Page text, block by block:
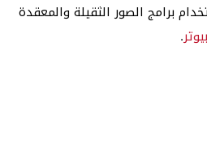
برامج الصور الثقيلة والمعقدة
.